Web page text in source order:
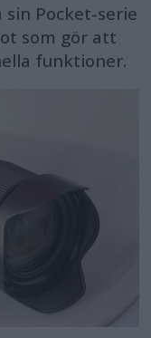
Pocket-serie
som gör att
funktioner.